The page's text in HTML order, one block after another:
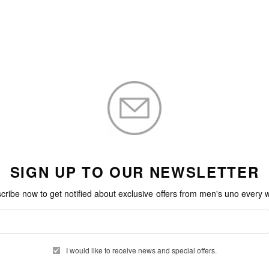
SIGN UP TO OUR NEWSLETTER
now to get notified about exclusive offers from men's uno every
I would like to receive news and special offers.